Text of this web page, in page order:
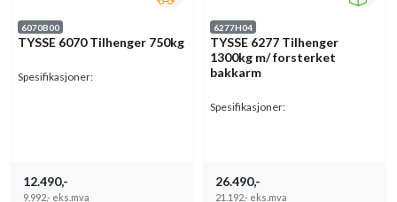
6070B00
TYSSE 6070 Tilhenger 750kg
Spesifikasjoner:
12.490,-
9.992,- eks.mva
6277H04
TYSSE 6277 Tilhenger
1300kg m/ forsterket
bakkarm
Spesifikasjoner:
26.490,-
21.192,- eks.mva